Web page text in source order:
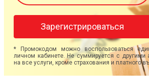
Зарегистрироваться
* Промокодом можно воспользоваться
личном кабинете. Не суммируется с другими
на все услуги, кроме страхования и платного